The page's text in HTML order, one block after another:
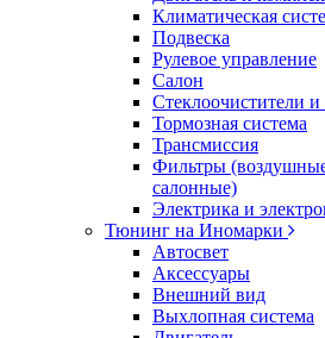
Климатическая
Подвеска
Рулевое управление
Салон
Стеклоочистители
Тормозная система
Трансмиссия
Фильтры
салонные)
Электрика и
Тюнинг на Иномарки
Автосвет
Аксессуары
Внешний вид
Выхлопная система